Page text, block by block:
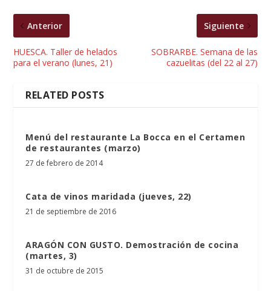
Anterior
HUESCA. Taller de helados
para el verano (lunes, 21)
Siguiente
SOBRARBE. Semana de las
cazuelitas (del 22 al 27)
RELATED POSTS
Menú del restaurante La Bocca en el Certamen
de restaurantes (marzo)
27 de febrero de 2014
Cata de vinos maridada (jueves, 22)
21 de septiembre de 2016
ARAGÓN CON GUSTO. Demostración de cocina
(martes, 3)
31 de octubre de 2015